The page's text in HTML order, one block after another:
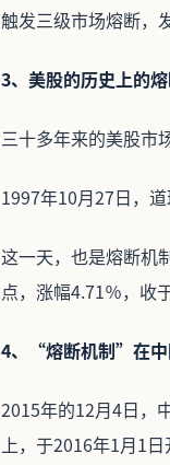
触发三级市场熔断，
3、美股的历史上的
三十多年来的美股市
1997年10月27日，
这一天，也是熔断机
点，涨幅4.71％，收
4、“熔断机制”在中
2015年的12月4日，
上，于2016年1月1